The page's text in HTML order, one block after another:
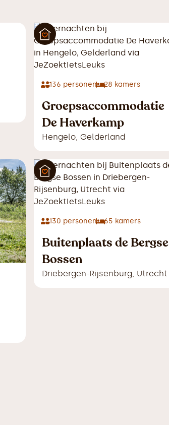
136 personen 28 kamers
Groepsaccommodatie
De Haverkamp
Hengelo, Gelderland
130 personen 65 kamers
Buitenplaats de Bergse
Bossen
Driebergen-Rijsenburg, Utrecht